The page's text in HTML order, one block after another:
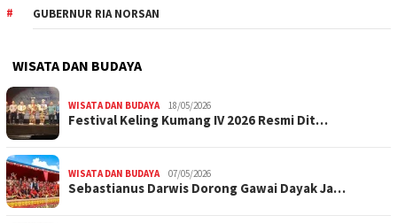
GUBERNUR RIA NORSAN
WISATA DAN BUDAYA
WISATA DAN BUDAYA 18/05/2026
Festival Keling Kumang IV 2026 Resmi Dit…
WISATA DAN BUDAYA 07/05/2026
Sebastianus Darwis Dorong Gawai Dayak Ja…